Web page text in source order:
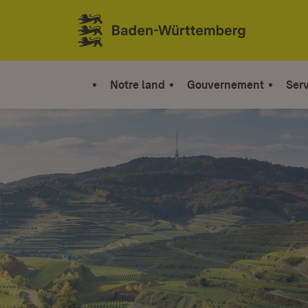
Sauter au contenu
Link zur Startseite
Notre land Gouvernement